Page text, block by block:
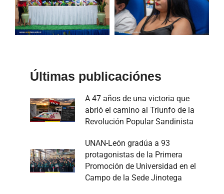
Últimas publicaciónes
A 47 años de una victoria que
abrió el camino al Triunfo de la
Revolución Popular Sandinista
UNAN-León gradúa a 93
protagonistas de la Primera
Promoción de Universidad en el
Campo de la Sede Jinotega